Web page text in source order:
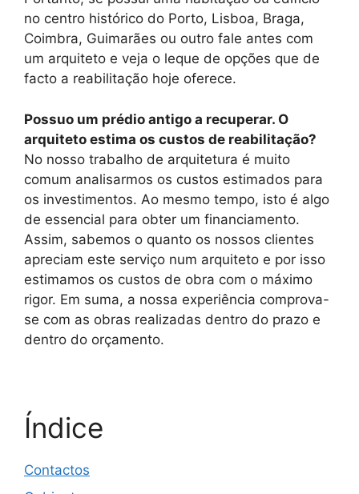
no centro histórico do Porto, Lisboa, Braga,
Coimbra, Guimarães ou outro fale antes com
um arquiteto e veja o leque de opções que de
facto a reabilitação hoje oferece.
Possuo um prédio antigo a recuperar. O
arquiteto estima os custos de reabilitação?
No nosso trabalho de arquitetura é muito
comum analisarmos os custos estimados para
os investimentos. Ao mesmo tempo, isto é algo
de essencial para obter um financiamento.
Assim, sabemos o quanto os nossos clientes
apreciam este serviço num arquiteto e por isso
estimamos os custos de obra com o máximo
rigor. Em suma, a nossa experiência comprova-
se com as obras realizadas dentro do prazo e
dentro do orçamento.
Índice
Contactos